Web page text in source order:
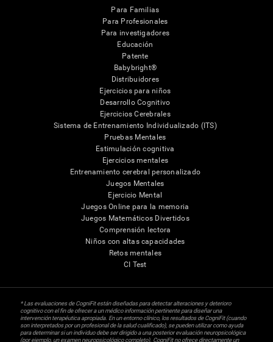
Para Familias
Para Profesionales
Para investigadores
Educación
Patente
Babybright®
Distribuidores
Ejercicios para niños
Desarrollo Cognitivo
Ejercicios Cerebrales
Sistema de Entrenamiento Individualizado (ITS)
Pruebas Mentales
Estimulación cognitiva
Ejercicios mentales
Entrenamiento cerebral personalizado
Juegos Mentales
Ejercicio Mental
Juegos Online para la memoria
Juegos Matemáticos Divertidos
Comprensión lectora
Niños con altas capacidades
Retos mentales
CI Test
* Las evaluaciones de CogniFit están diseñadas para detectar alteraciones y deterioro
cognitivo con el fin de ofrecer a un médico información pertinente para diseñar una
intervención terapéutica apropiada. En un entorno clínico, los resultados de CogniFit (cuando
son interpretados por un profesional de la salud cualificado), se pueden utilizar como ayuda
para determinar si un individuo debe ser dirigido a una posterior evaluación neuropsicológica
(por ejemplo, un examen neuropsicológico completo). CogniFit no ofrece directamente un